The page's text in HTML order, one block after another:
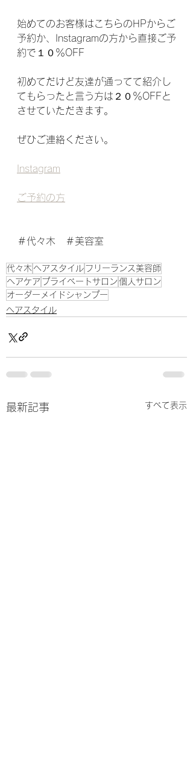
始めてのお客様はこちらのHPからご
予約か、Instagramの方から直接ご予
約で１０％OFF
初めてだけど友達が通ってて紹介し
てもらったと言う方は２０％OFFと
させていただきます。
ぜひご連絡ください。
Instagram
ご予約の方
＃代々木　＃美容室
代々木 ヘアスタイル フリーランス美容師
ヘアケア プライベートサロン 個人サロン
オーダーメイドシャンプー
ヘアスタイル
最新記事 すべて表示